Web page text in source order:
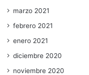
marzo 2021
febrero 2021
enero 2021
diciembre 2020
noviembre 2020